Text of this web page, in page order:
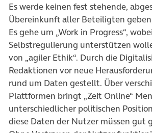
Es werde keinen fest stehende,
Übereinkunft aller Beteiligten
Es gehe um „Work in Progress“,
Selbstregulierung unterstützen
von „agiler Ethik“. Durch die
Redaktionen vor neue
rund um Daten gestellt. Über
Plattformen bringt „Zeit Online“
unterschiedlicher politischen
diese Daten der Nutzer müssen gut